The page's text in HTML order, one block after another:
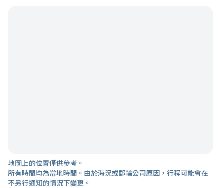
地圖上的位置僅供參考。
所有時間均為當地時間。由於海況或郵輪公司原因，行程可能會在
不另行通知的情況下變更。